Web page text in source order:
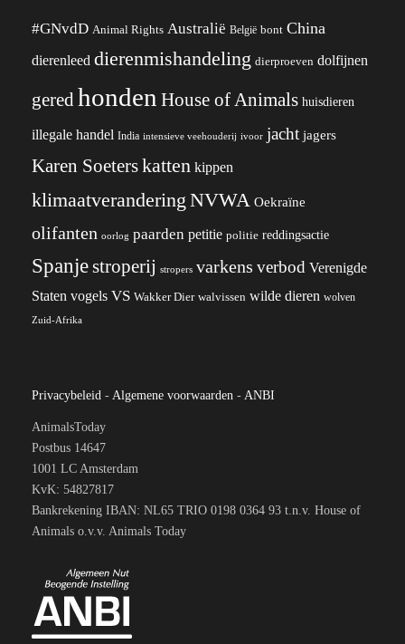
#GNvdD Animal Rights Australië België bont China
dierenleed dierenmishandeling dierproeven dolfijnen
gered honden House of Animals huisdieren
illegale handel India intensieve veehouderij ivoor jacht jagers
Karen Soeterskatten kippen
klimaatverandering NVWA Oekraïne
olifanten oorlog paarden petitie politie reddingsactie
Spanjestroperij stropers varkens verbod Verenigde
Staten vogels VS Wakker Dier walvissen wilde dieren wolven
Zuid-Afrika
Privacybeleid - Algemene voorwaarden - ANBI
AnimalsToday
Postbus 14647
1001 LC Amsterdam
KvK: 54827817
Bankrekening IBAN: NL65 TRIO 0198 0364 93 t.n.v. House of
Animals o.v.v. Animals Today